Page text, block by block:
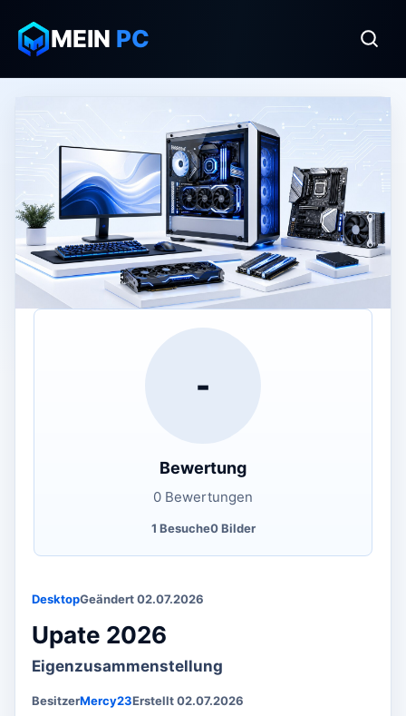
MEIN PC
DesktopGeändert 02.07.2026
Upate 2026
Eigenzusammenstellung
BesitzerMercy23Erstellt 02.07.2026
-
Bewertung
0 Bewertungen
1 Besuche0 Bilder